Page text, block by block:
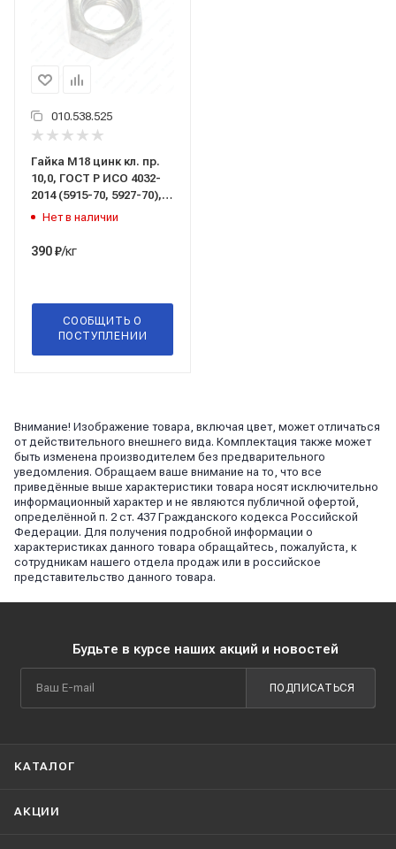
010.538.525
Гайка М18 цинк кл. пр.
10,0, ГОСТ Р ИСО 4032-
2014 (5915-70, 5927-70),
DIN 934, Россия
Нет в наличии
390₽/кг
СООБЩИТЬ О
ПОСТУПЛЕНИИ
Внимание! Изображение товара, включая цвет, может отличаться
от действительного внешнего вида. Комплектация также может
быть изменена производителем без предварительного
уведомления. Обращаем ваше внимание на то, что все
приведённые выше характеристики товара носят исключительно
информационный характер и не являются публичной офертой,
определённой п. 2 ст. 437 Гражданского кодекса Российской
Федерации. Для получения подробной информации о
характеристиках данного товара обращайтесь, пожалуйста, к
сотрудникам нашего отдела продаж или в российское
представительство данного товара.
Будьте в курсе наших акций и новостей
ПОДПИСАТЬСЯ
КАТАЛОГ
АКЦИИ